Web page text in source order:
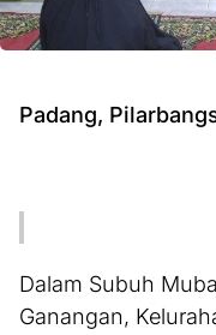
Padang,
Dalam Subuh
Ganangan,